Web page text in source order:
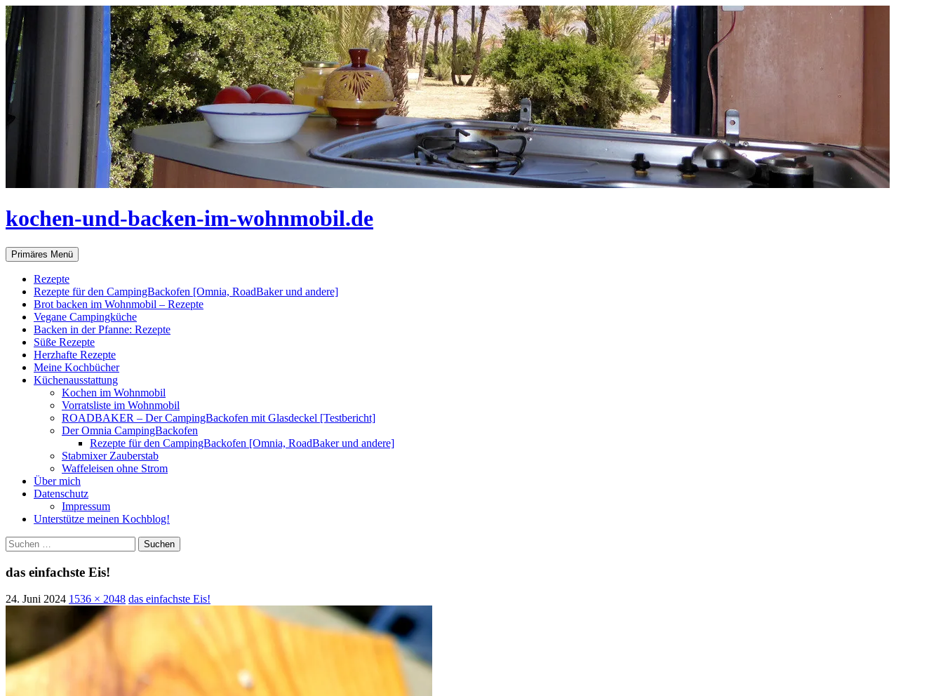
Zum
Inhalt
springen
kochen-und-backen-im-wohnmobil.de
Suchen
Primäres Menü
Rezepte
Rezepte für den CampingBackofen [Omnia, RoadBaker und andere]
Brot backen im Wohnmobil – Rezepte
Vegane Campingküche
Backen in der Pfanne: Rezepte
Süße Rezepte
Herzhafte Rezepte
Meine Kochbücher
Küchenausstattung
Kochen im Wohnmobil
Vorratsliste im Wohnmobil
ROADBAKER – Der CampingBackofen mit Glasdeckel [Testbericht]
Der Omnia CampingBackofen
Rezepte für den CampingBackofen [Omnia, RoadBaker und andere]
Stabmixer Zauberstab
Waffeleisen ohne Strom
Über mich
Datenschutz
Impressum
Unterstütze meinen Kochblog!
Suchen
nach:
das einfachste Eis!
24. Juni 2024 1536 × 2048 das einfachste Eis!